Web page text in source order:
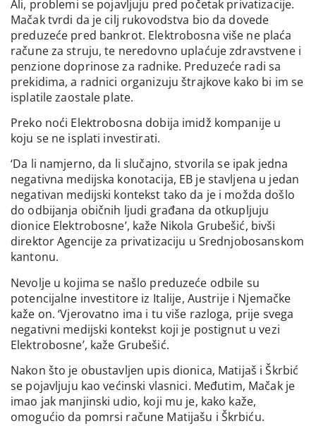
Ali, problemi se pojavljuju pred početak privatizacije.
Mačak tvrdi da je cilj rukovodstva bio da dovede
preduzeće pred bankrot. Elektrobosna više ne plaća
račune za struju, te neredovno uplaćuje zdravstvene i
penzione doprinose za radnike. Preduzeće radi sa
prekidima, a radnici organizuju štrajkove kako bi im se
isplatile zaostale plate.
Preko noći Elektrobosna dobija imidž kompanije u
koju se ne isplati investirati.
‘Da li namjerno, da li slučajno, stvorila se ipak jedna
negativna medijska konotacija, EB je stavljena u jedan
negativan medijski kontekst tako da je i možda došlo
do odbijanja običnih ljudi građana da otkupljuju
dionice Elektrobosne’, kaže Nikola Grubešić, bivši
direktor Agencije za privatizaciju u Srednjobosanskom
kantonu.
Nevolje u kojima se našlo preduzeće odbile su
potencijalne investitore iz Italije, Austrije i Njemačke
kaže on. ‘Vjerovatno ima i tu više razloga, prije svega
negativni medijski kontekst koji je postignut u vezi
Elektrobosne’, kaže Grubešić.
Nakon što je obustavljen upis dionica, Matijaš i Škrbić
se pojavljuju kao većinski vlasnici. Međutim, Mačak je
imao jak manjinski udio, koji mu je, kako kaže,
omogućio da pomrsi račune Matijašu i Škrbiću.